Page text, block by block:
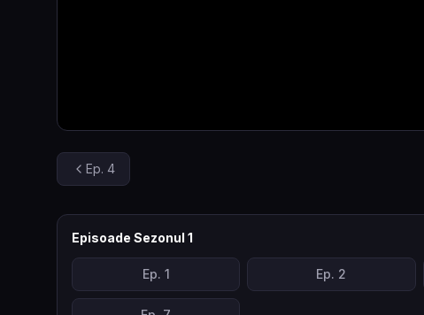
Ep. 4
Episoade Sezonul 1
Ep. 1 Ep. 2